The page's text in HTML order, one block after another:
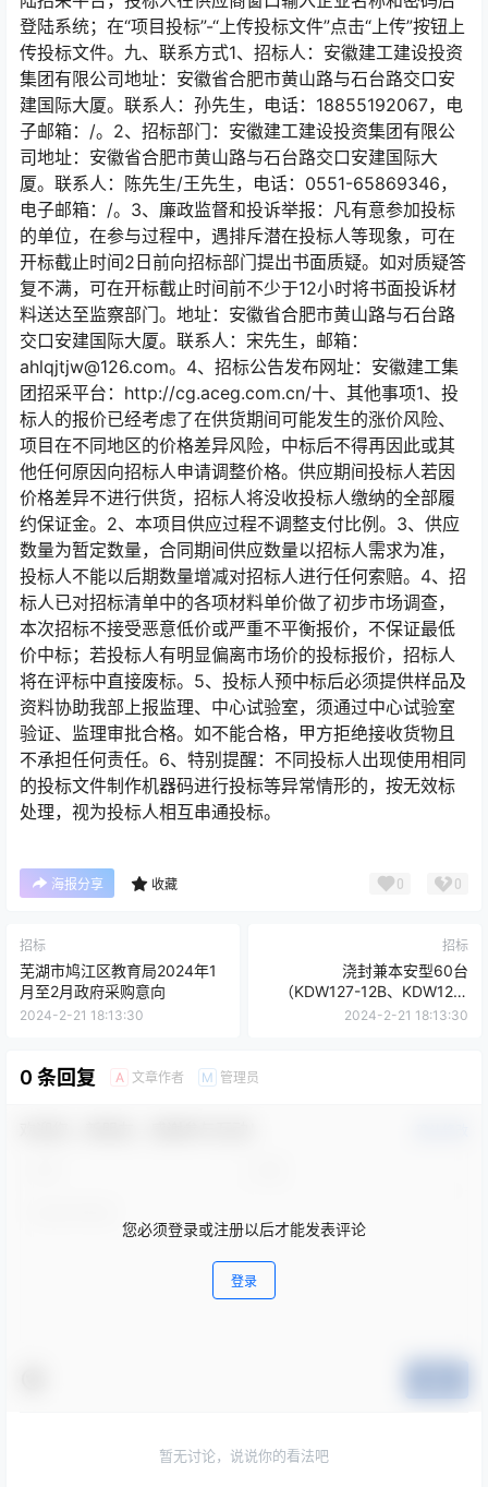
登陆系统；在“项目投标”-“上传投标文件”点击“上传”按钮上
传投标文件。九、联系方式1、招标人：安徽建工建设投资
集团有限公司地址：安徽省合肥市黄山路与石台路交口安
建国际大厦。联系人：孙先生，电话：18855192067，电
子邮箱：/。2、招标部门：安徽建工建设投资集团有限公
司地址：安徽省合肥市黄山路与石台路交口安建国际大
厦。联系人：陈先生/王先生，电话：0551-65869346，
电子邮箱：/。3、廉政监督和投诉举报：凡有意参加投标
的单位，在参与过程中，遇排斥潜在投标人等现象，可在
开标截止时间2日前向招标部门提出书面质疑。如对质疑答
复不满，可在开标截止时间前不少于12小时将书面投诉材
料送达至监察部门。地址：安徽省合肥市黄山路与石台路
交口安建国际大厦。联系人：宋先生，邮箱：
ahlqjtjw@126.com。4、招标公告发布网址：安徽建工集
团招采平台：http://cg.aceg.com.cn/十、其他事项1、投
标人的报价已经考虑了在供货期间可能发生的涨价风险、
项目在不同地区的价格差异风险，中标后不得再因此或其
他任何原因向招标人申请调整价格。供应期间投标人若因
价格差异不进行供货，招标人将没收投标人缴纳的全部履
约保证金。2、本项目供应过程不调整支付比例。3、供应
数量为暂定数量，合同期间供应数量以招标人需求为准，
投标人不能以后期数量增减对招标人进行任何索赔。4、招
标人已对招标清单中的各项材料单价做了初步市场调查，
本次招标不接受恶意低价或严重不平衡报价，不保证最低
价中标；若投标人有明显偏离市场价的投标报价，招标人
将在评标中直接废标。5、投标人预中标后必须提供样品及
资料协助我部上报监理、中心试验室，须通过中心试验室
验证、监理审批合格。如不能合格，甲方拒绝接收货物且
不承担任何责任。6、特别提醒：不同投标人出现使用相同
的投标文件制作机器码进行投标等异常情形的，按无效标
处理，视为投标人相互串通投标。
海报分享 收藏 0 0
招标
芜湖市鸠江区教育局2024年1
月至2月政府采购意向
2024-2-21 18:13:30
招标
浇封兼本安型60台
（KDW127-12B、KDW127-
18B）
2024-2-21 18:13:30
0 条回复 A 文章作者 M 管理员
您必须登录或注册以后才能发表评论
登录
暂无讨论，说说你的看法吧